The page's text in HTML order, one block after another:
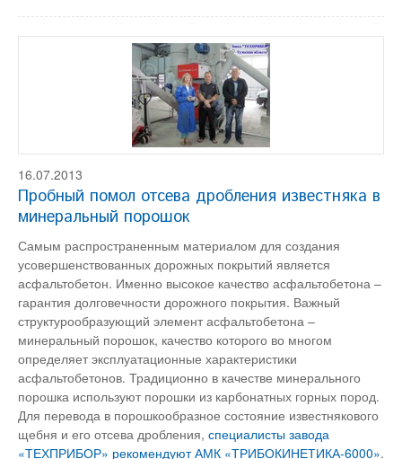
16.07.2013
Пробный помол отсева дробления известняка в
минеральный порошок
Самым распространенным материалом для создания
усовершенствованных дорожных покрытий является
асфальтобетон. Именно высокое качество асфальтобетона –
гарантия долговечности дорожного покрытия. Важный
структурообразующий элемент асфальтобетона –
минеральный порошок, качество которого во многом
определяет эксплуатационные характеристики
асфальтобетонов. Традиционно в качестве минерального
порошка используют порошки из карбонатных горных пород.
Для перевода в порошкообразное состояние известнякового
щебня и его отсева дробления, специалисты завода
«ТЕХПРИБОР» рекомендуют АМК «ТРИБОКИНЕТИКА-6000».